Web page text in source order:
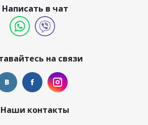
Написать в чат
на связи
Наши контакты